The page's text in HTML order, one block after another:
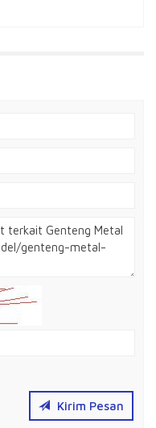
Kirim Pesan